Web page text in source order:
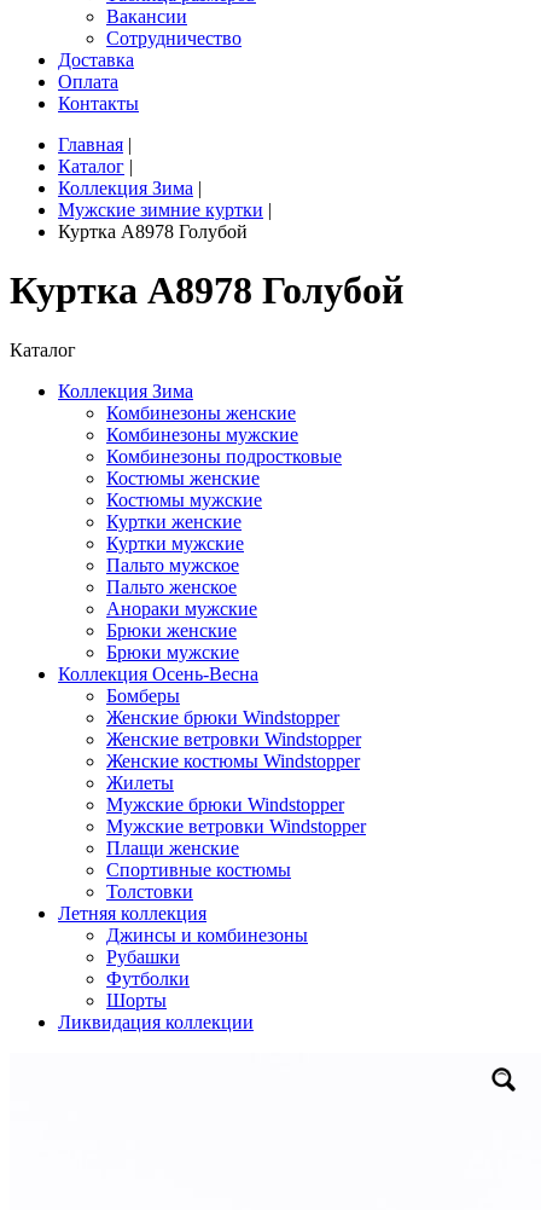
Вакансии
Сотрудничество
Доставка
Оплата
Контакты
Главная |
Каталог |
Коллекция Зима |
Мужские зимние куртки |
Куртка A8978 Голубой
Куртка A8978 Голубой
Каталог
Коллекция Зима
Комбинезоны женские
Комбинезоны мужские
Комбинезоны подростковые
Костюмы женские
Костюмы мужские
Куртки женские
Куртки мужские
Пальто мужское
Пальто женское
Анораки мужские
Брюки женские
Брюки мужские
Коллекция Осень-Весна
Бомберы
Женские брюки Windstopper
Женские ветровки Windstopper
Женские костюмы Windstopper
Жилеты
Мужские брюки Windstopper
Мужские ветровки Windstopper
Плащи женские
Спортивные костюмы
Толстовки
Летняя коллекция
Джинсы и комбинезоны
Рубашки
Футболки
Шорты
Ликвидация коллекции